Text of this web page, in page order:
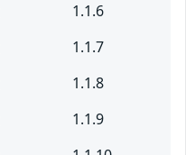
1.1.6
1.1.7
1.1.8
1.1.9